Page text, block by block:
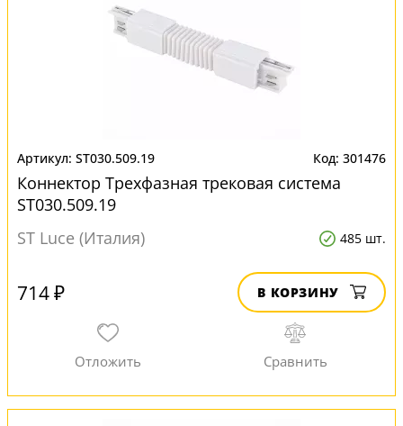
ST030.509.19 301476
Коннектор Трехфазная трековая система
ST030.509.19
ST Luce (Италия)
485 шт.
714 ₽ В КОРЗИНУ